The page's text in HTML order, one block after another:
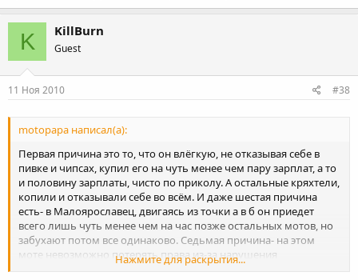
K KillBurn
Guest
11 Ноя 2010 #38
motopapa написал(а):
Первая причина это то, что он влёгкую, не отказывая себе в
пивке и чипсах, купил его на чуть менее чем пару зарплат, а то
и половину зарплаты, чисто по приколу. А остальные кряхтели,
копили и отказывали себе во всём. И даже шестая причина
есть- в Малоярославец, двигаясь из точки а в б он приедет
всего лишь чуть менее чем на час позже остальных мотов, но
забухают потом все одинаково. Седьмая причина- на этом
моте невозможно потерять права из-за нарушения
Нажмите для раскрытия...